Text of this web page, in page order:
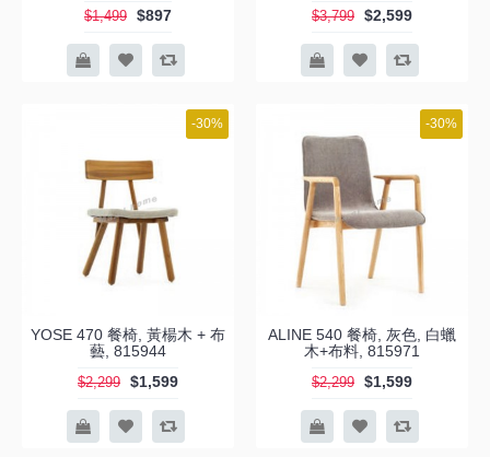
$1,499 $897 $3,799 $2,599
-30%
YOSE 470 餐椅, 黃楊木 + 布
藝, 815944
$2,299 $1,599
-30%
ALINE 540 餐椅, 灰色, 白蠟
木+布料, 815971
$2,299 $1,599